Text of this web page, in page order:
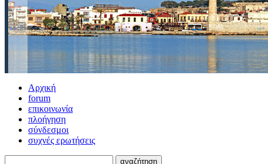
Αρχική
forum
επικοινωνία
πλοήγηση
σύνδεσμοι
συχνές ερωτήσεις